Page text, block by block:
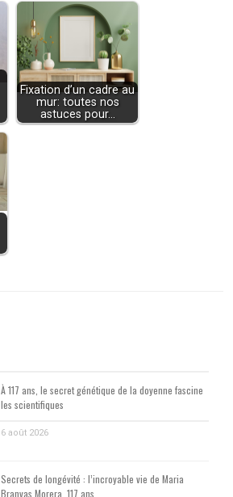
Fixation d’un cadre au
mur: toutes nos
astuces pour…
À 117 ans, le secret génétique de la doyenne fascine
les scientifiques
6 août 2026
Secrets de longévité : l’incroyable vie de Maria
Branyas Morera, 117 ans